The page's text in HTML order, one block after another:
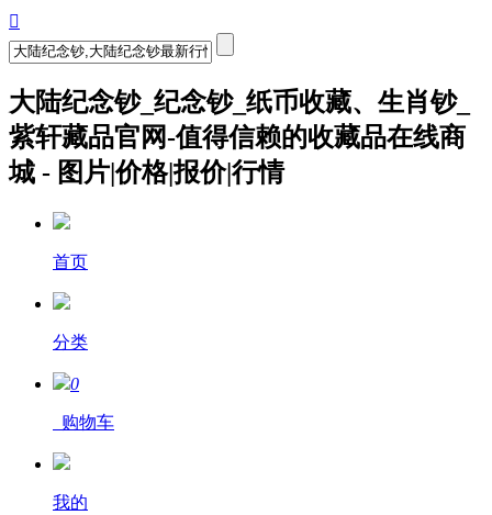

大陆纪念钞_纪念钞_纸币收藏、生肖钞_
紫轩藏品官网-值得信赖的收藏品在线商
城 - 图片|价格|报价|行情
首页
分类
0
购物车
我的